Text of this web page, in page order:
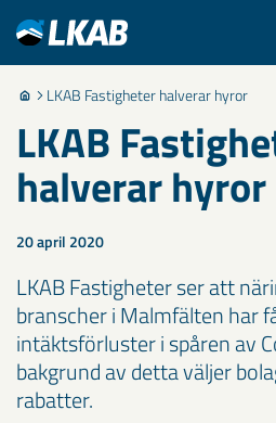
LKAB Fastigheter halverar hyror
LKAB
halverar hyror
20 april 2020
LKAB Fastigheter ser att
branscher i Malmfälten har
intäktsförluster i spåren av
bakgrund av detta väljer
rabatter.